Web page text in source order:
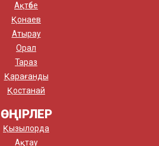
Ақтөбе
Қонаев
Атырау
Орал
Тараз
Қарағанды
Қостанай
ӨҢІРЛЕР
Қызылорда
Ақтау